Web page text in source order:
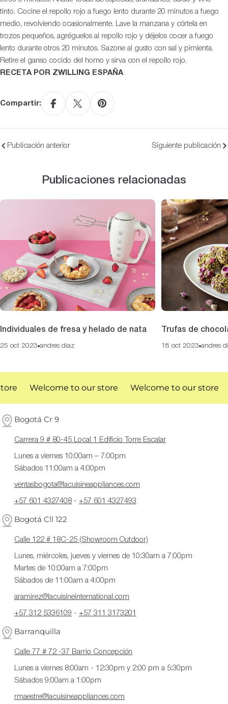
tinto. Cocine el repollo rojo a fuego lento durante 20 minutos a fuego
medio, revolviendo ocasionalmente. Lave la manzana y córtela en
trozos pequeños, agréguelos al repollo rojo y déjelos cocer a fuego
lento durante otros 20 minutos. Sazone al gusto con sal y pimienta.
Retire el ganso cocido del horno y sirva con el repollo rojo.
RECETA POR ZWILLING ESPAÑA
Compartir:
Publicación anterior Siguiente publicación
Publicaciones relacionadas
Individuales de fresa y helado de nata
25 oct 2023 andres diaz
Trufas de
18 oct 2023 andres
Welcome to our store Welcome to our store
Bogotá Cr 9
Carrera 9 # 80-45 Local 1 Edificio Torre Escalar
Lunes a viernes 10:00am – 7:00pm
Sábados 11:00am a 4:00pm
ventasbogota@lacuisineappliances.com
+57 601 4327408 - +57 601 4327493
Bogotá Cll 122
Calle 122 # 18C-25 (Showroom Outdoor)
Lunes, miércoles, jueves y viernes de 10:30am a 7:00pm
Martes de 10:00am a 7:00pm
Sábados de 11:00am a 4:00pm
aramirez@lacuisineinternational.com
+57 312 5336109 - +57 311 3173201
Barranquilla
Calle 77 # 72 -37 Barrio Concepción
Lunes a viernes 8:00am - 12:30pm y 2:00 pm a 5:30pm
Sábados 9:00am a 1:00pm
rmaestre@lacuisineappliances.com